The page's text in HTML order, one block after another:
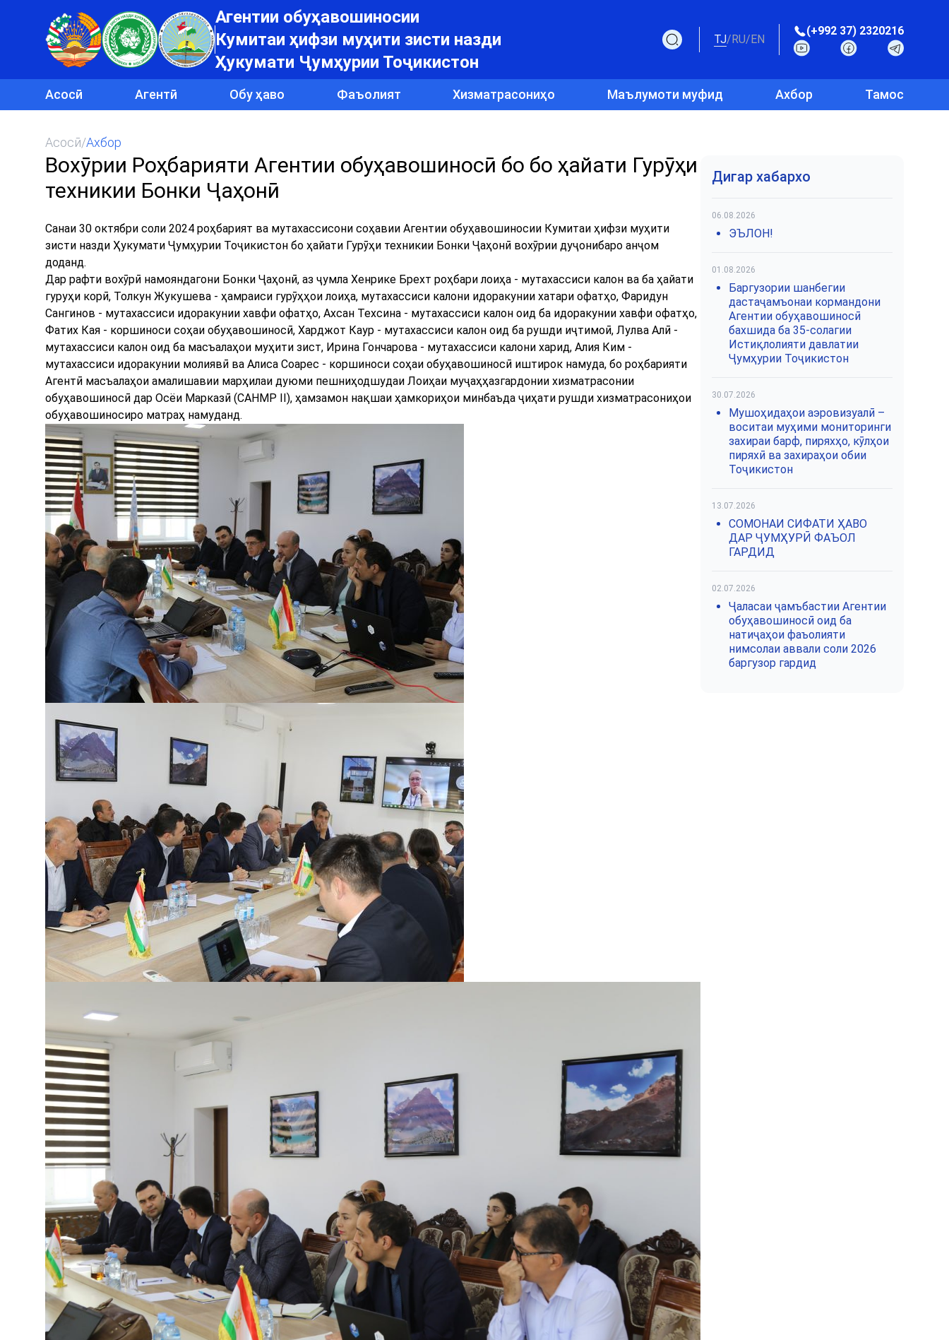
Агентии обуҳавошиносии
Кумитаи ҳифзи муҳити зисти назди
Ҳукумати Ҷумҳурии Тоҷикистон
TJ/RU/EN
(+992 37) 2320216
Асосӣ Агентӣ Обу ҳаво Фаъолият Хизматрасониҳо Маълумоти муфид Ахбор Тамос
Асосӣ/Ахбор
Вохӯрии Роҳбарияти Агентии обуҳавошиносӣ бо бо ҳайати Гурӯҳи
техникии Бонки Ҷаҳонӣ
Санаи 30 октябри соли 2024 роҳбарият ва мутахассисони соҳавии Агентии обуҳавошиносии Кумитаи ҳифзи муҳити
зисти назди Ҳукумати Ҷумҳурии Тоҷикистон бо ҳайати Гурӯҳи техникии Бонки Ҷаҳонӣ вохӯрии дуҷонибаро анҷом
доданд.
Дар рафти вохӯрӣ намояндагони Бонки Ҷаҳонӣ, аз ҷумла Хенрике Брехт роҳбари лоиҳа - мутахассиси калон ва ба ҳайати
гуруҳи корӣ, Толкун Жукушева - ҳамраиси гурӯҳҳои лоиҳа, мутахассиси калони идоракунии хатари офатҳо, Фаридун
Сангинов - мутахассиси идоракунии хавфи офатҳо, Ахсан Техсина - мутахассиси калон оид ба идоракунии хавфи офатҳо,
Фатих Кая - коршиноси соҳаи обуҳавошиносӣ, Харджот Каур - мутахассиси калон оид ба рушди иҷтимоӣ, Лулва Алӣ -
мутахассиси калон оид ба масъалаҳои муҳити зист, Ирина Гончарова - мутахассиси калони харид, Алия Ким -
мутахассиси идоракунии молиявӣ ва Алиса Соарес - коршиноси соҳаи обуҳавошиносӣ иштирок намуда, бо роҳбарияти
Агентӣ масъалаҳои амалишавии марҳилаи дуюми пешниҳодшудаи Лоиҳаи муҷаҳҳазгардонии хизматрасонии
обуҳавошиносӣ дар Осёи Марказӣ (CAHMP II), ҳамзамон нақшаи ҳамкориҳои минбаъда ҷиҳати рушди хизматрасониҳои
обуҳавошиносиро матраҳ намуданд.
Дигар хабархо
06.08.2026
ЭЪЛОН!
01.08.2026
Баргузории шанбегии
дастаҷамъонаи кормандони
Агентии обуҳавошиносӣ
бахшида ба 35-солагии
Истиқлолияти давлатии
Ҷумҳурии Тоҷикистон
30.07.2026
Мушоҳидаҳои аэровизуалӣ –
воситаи муҳими мониторинги
захираи барф, пиряхҳо, кӯлҳои
пиряхӣ ва захираҳои обии
Тоҷикистон
13.07.2026
СОМОНАИ СИФАТИ ҲАВО
ДАР ҶУМҲУРӢ ФАЪОЛ
ГАРДИД
02.07.2026
Ҷаласаи ҷамъбастии Агентии
обуҳавошиносӣ оид ба
натиҷаҳои фаъолияти
нимсолаи аввали соли 2026
баргузор гардид